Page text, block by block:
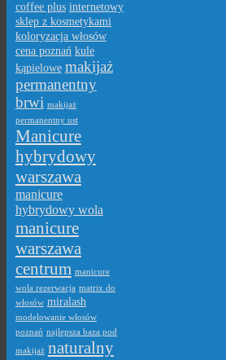
coffee plus internetowy
sklep z kosmetykami
koloryzacja włosów
cena poznań kule
kąpielowe makijaż
permanentny
brwi makijaż
permanentny ust
Manicure
hybrydowy
warszawa
manicure
hybrydowy wola
manicure
warszawa
centrum manicure
wola rezerwacja matrix do
włosów miralash
modelowanie włosów
poznań najlepsza baza pod
makijaż naturalny